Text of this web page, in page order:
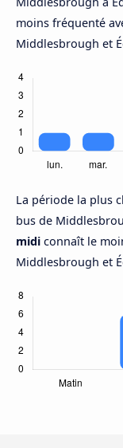
moins fréquenté
Middlesbrough et
La période la plus
bus de
midi connaît le
Middlesbrough et